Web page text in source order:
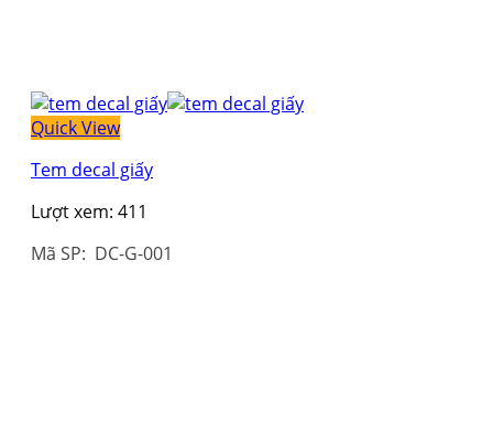
Quick View
Tem decal giấy
Lượt xem: 411
Mã SP: DC-G-001